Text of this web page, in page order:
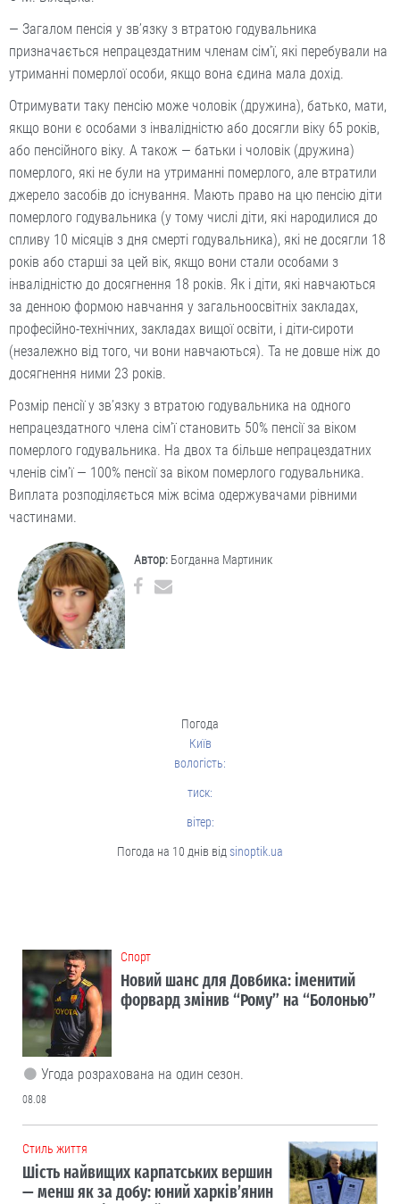
— Загалом пенсія у зв’язку з втратою годувальника
призначається непрацездатним членам сім’ї, які перебували на
утриманні померлої особи, якщо вона єдина мала дохід.
Отримувати таку пенсію може чоловік (дружина), батько, мати,
якщо вони є особами з інвалідністю або досягли віку 65 років,
або пенсійного віку. А також — батьки і чоловік (дружина)
померлого, які не були на утриманні померлого, але втратили
джерело засобів до існування. Мають право на цю пенсію діти
померлого годувальника (у тому числі діти, які народилися до
спливу 10 місяців з дня смерті годувальника), які не досягли 18
років або старші за цей вік, якщо вони стали особами з
інвалідністю до досягнення 18 років. Як і діти, які навчаються
за денною формою навчання у загальноосвітніх закладах,
професійно-технічних, закладах вищої освіти, і діти-сироти
(незалежно від того, чи вони навчаються). Та не довше ніж до
досягнення ними 23 років.
Розмір пенсії у зв’язку з втратою годувальника на одного
непрацездатного члена сім’ї становить 50% пенсії за віком
померлого годувальника. На двох та більше непрацездатних
членів сім’ї — 100% пенсії за віком померлого годувальника.
Виплата розподіляється між всіма одержувачами рівними
частинами.
Автор: Богданна Мартиник
Погода
Київ
вологість:
тиск:
вітер:
Погода на 10 днів від sinoptik.ua
Cпорт
Новий шанс для Довбика: іменитий
форвард змінив “Рому” на “Болонью”
Угода розрахована на один сезон.
08.08
Cтиль життя
Шість найвищих карпатських вершин
— менш як за добу: юний харків’янин